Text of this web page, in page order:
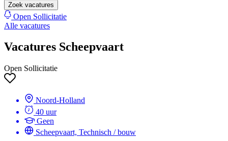
Zoek vacatures
Open Sollicitatie
Alle vacatures
Vacatures Scheepvaart
Open Sollicitatie
Noord-Holland
40 uur
Geen
Scheepvaart, Technisch / bouw